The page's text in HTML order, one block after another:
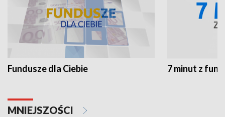
Fundusze dla Ciebie 7 minut z
MNIEJSZOŚCI